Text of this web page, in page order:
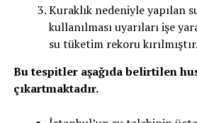
Kuraklık nedeniyle yapılan
kullanılması uyarıları işe
su tüketim rekoru kırılmıştır.
Bu tespitler aşağıda belirtilen
çıkartmaktadır.